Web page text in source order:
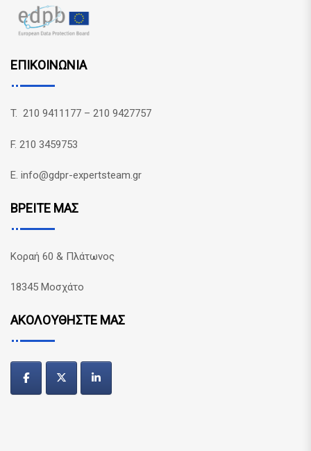
ΕΠΙΚΟΙΝΩΝΙΑ
T. 210 9411177 – 210 9427757
F. 210 3459753
E. info@gdpr-expertsteam.gr
ΒΡΕΙΤΕ ΜΑΣ
Κοραή 60 & Πλάτωνος
18345 Μοσχάτο
ΑΚΟΛΟΥΘΗΣΤΕ ΜΑΣ